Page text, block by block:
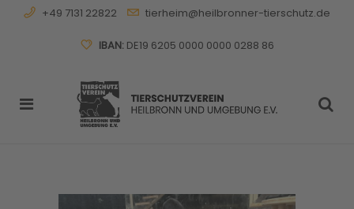
+49 7131 22822 tierheim@heilbronner-tierschutz.de
IBAN:DE19 6205 0000 0000 0288 86